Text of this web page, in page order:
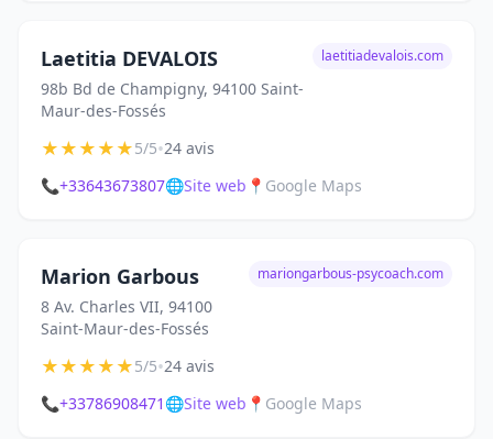
Laetitia DEVALOIS
98b Bd de Champigny, 94100 Saint-
Maur-des-Fossés
laetitiadevalois.com
★★★★★5/5•24 avis
📞+33643673807🌐Site web 📍 Google Maps
Marion Garbous
8 Av. Charles VII, 94100
Saint-Maur-des-Fossés
mariongarbous-psycoach.com
★★★★★5/5•24 avis
📞+33786908471 🌐Site web 📍 Google Maps